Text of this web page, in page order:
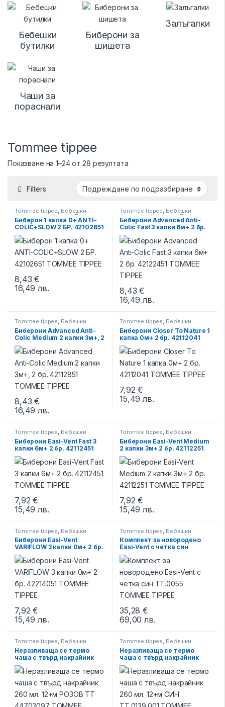
Бебешки
бутилки
Биберони за
шишета
Залъгалки
Чаши за
пораснали
Tommee tippee
Показване на 1–24 от 28 резултата
Filters
Tommee tippee, Бебешки
бутилки и биберони Биберони
за шишета
Биберон 1 капка 0+ ANTI-
COLIC+SLOW 2 БР. 42102651
TOMMEE TIPPEE
8,43€
16,49лв.
Tommee tippee, Бебешки
бутилки и биберони Биберони
за шишета
Биберони Advanced Anti-
Colic Fast 3 капки 6м+ 2 бр.
42122451 TOMMEE TIPPEE
8,43€
16,49лв.
Tommee tippee, Бебешки
бутилки и биберони Биберони
за шишета
Биберони Advanced Anti-
Colic Medium 2 капки 3м+, 2
бр. 42112851 TOMMEE
TIPPEE
8,43€
16,49лв.
Tommee tippee, Бебешки
бутилки и биберони, Биберони
за шишета
Биберони Closer To Nature 1
капка 0м+ 2 бр. 42112041
TOMMEE TIPPEE
7,92€
15,49лв.
Tommee tippee, Бебешки
бутилки и биберони Биберони
за шишета
Биберони Easi-Vent Fast 3
капки 6м+ 2 бр. 42112451
TOMMEE TIPPEE
7,92€
15,49лв.
Tommee tippee, Бебешки
бутилки и биберони Биберони
за шишета
Биберони Easi-Vent Medium
2 капки 3м+ 2 бр. 42112251
TOMMEE TIPPEE
7,92€
15,49лв.
Tommee tippee Бебешки
бутилки и биберони Биберони
за шишета
Биберони Easi-Vent
VARIFLOW 3 капки 0м+ 2 бр.
42214051 TOMMEE TIPPEE
7,92€
15,49лв.
Tommee tippee Бебешки
бутилки Бебешки бутилки и
биберони
Комплект за новородено
Easi-Vent с четка син
ТТ.0055 TOMMEE TIPPEE
35,28€
69,00лв.
Tommee tippee, Бебешки
бутилки и биберони Чаши за
пораснали
Неразливаща се термо
чаша с твърд накрайник
260 мл. 12+м РОЗОВ TT
44703097 TOMMEE TIPPEE
Tommee tippee, Бебешки
бутилки и биберони Чаши за
пораснали
Неразливаща се термо
чаша с твърд накрайник
260 мл. 12+м СИН
TT.0139.001 TOMMEE